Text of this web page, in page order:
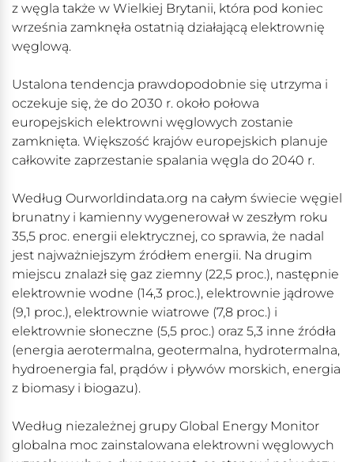
z węgla także w Wielkiej Brytanii, która pod koniec
września zamknęła ostatnią działającą elektrownię
węglową.
Ustalona tendencja prawdopodobnie się utrzyma i
oczekuje się, że do 2030 r. około połowa
europejskich elektrowni węglowych zostanie
zamknięta. Większość krajów europejskich planuje
całkowite zaprzestanie spalania węgla do 2040 r.
Według Ourworldindata.org na całym świecie węgiel
brunatny i kamienny wygenerował w zeszłym roku
35,5 proc. energii elektrycznej, co sprawia, że nadal
jest najważniejszym źródłem energii. Na drugim
miejscu znalazł się gaz ziemny (22,5 proc.), następnie
elektrownie wodne (14,3 proc.), elektrownie jądrowe
(9,1 proc.), elektrownie wiatrowe (7,8 proc.) i
elektrownie słoneczne (5,5 proc.) oraz 5,3 inne źródła
(energia aerotermalna, geotermalna, hydrotermalna,
hydroenergia fal, prądów i pływów morskich, energia
z biomasy i biogazu).
Według niezależnej grupy Global Energy Monitor
globalna moc zainstalowana elektrowni węglowych